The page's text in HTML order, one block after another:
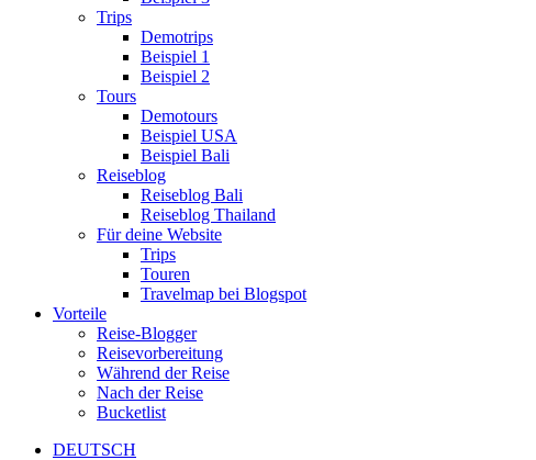
Trips
Demotrips
Beispiel 1
Beispiel 2
Tours
Demotours
Beispiel USA
Beispiel Bali
Reiseblog
Reiseblog Bali
Reiseblog Thailand
Für deine Website
Trips
Touren
Travelmap bei Blogspot
Vorteile
Reise-Blogger
Reisevorbereitung
Während der Reise
Nach der Reise
Bucketlist
DEUTSCH